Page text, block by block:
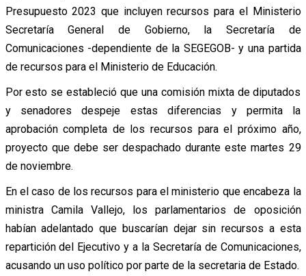
Presupuesto 2023 que incluyen recursos para el Ministerio
Secretaría General de Gobierno, la Secretaría de
Comunicaciones -dependiente de la SEGEGOB- y una partida
de recursos para el Ministerio de Educación.
Por esto se estableció que una comisión mixta de diputados
y senadores despeje estas diferencias y permita la
aprobación completa de los recursos para el próximo año,
proyecto que debe ser despachado durante este martes 29
de noviembre.
En el caso de los recursos para el ministerio que encabeza la
ministra Camila Vallejo, los parlamentarios de oposición
habían adelantado que buscarían dejar sin recursos a esta
repartición del Ejecutivo y a la Secretaría de Comunicaciones,
acusando un uso político por parte de la secretaria de Estado.